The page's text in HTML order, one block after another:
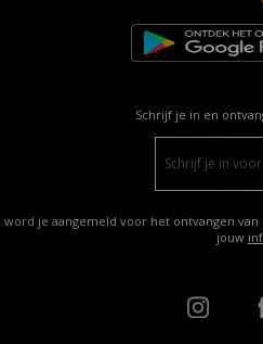
Schrijf je in en
je aangemeld voor het ontvangen
jouw